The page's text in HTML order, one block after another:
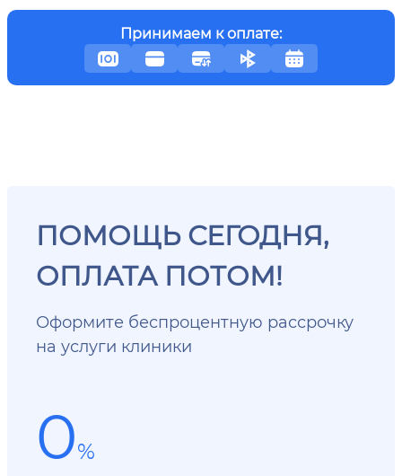
Принимаем к оплате:
ПОМОЩЬ СЕГОДНЯ,
ОПЛАТА ПОТОМ!
Оформите беспроцентную рассрочку
на услуги клиники
0%